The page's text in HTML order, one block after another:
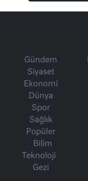
Gündem
Siyaset
Ekonomi
Dünya
Spor
Sağlık
Popüler
Bilim
Teknoloji
Gezi